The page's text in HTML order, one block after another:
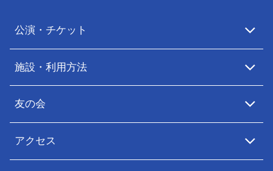
公演・チケット
施設・利用方法
友の会
アクセス